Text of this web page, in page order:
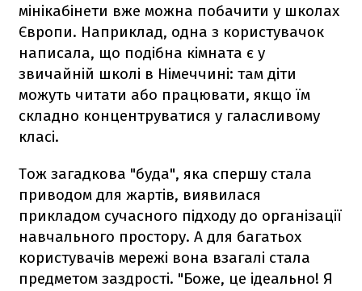
мінікабінети вже можна побачити у школах
Європи. Наприклад, одна з користувачок
написала, що подібна кімната є у
звичайній школі в Німеччині: там діти
можуть читати або працювати, якщо їм
складно концентруватися у галасливому
класі.
Тож загадкова "буда", яка спершу стала
приводом для жартів, виявилася
прикладом сучасного підходу до організації
навчального простору. А для багатьох
користувачів мережі вона взагалі стала
предметом заздрості. "Боже, це ідеально! Я